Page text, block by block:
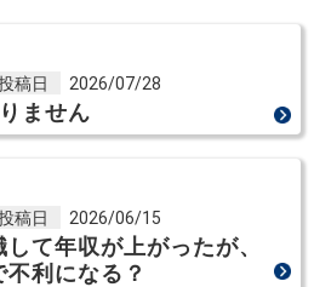
稿日 2026/07/28
ません
稿日 2026/06/15
て年収が上がったが、
利になる？